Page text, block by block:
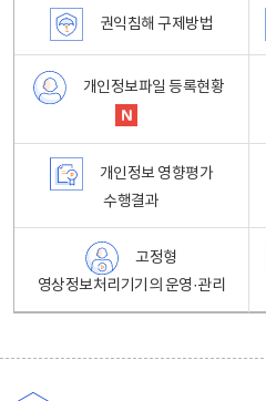
권익침해 구제방법
개인정보파일 등록현황
개인정보 영향평가
수행결과
고정형
영상정보처리기기의 운영·관리